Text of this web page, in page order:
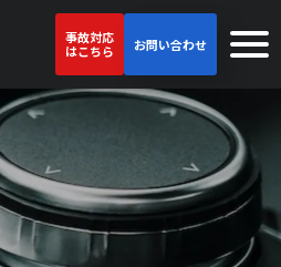
事故対応
はこちら
お問い合わせ